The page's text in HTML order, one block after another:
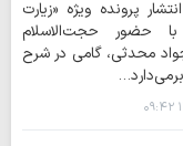
پرونده ویژه «زیارت
حضور حجت‌الاسلام
محدثی، گامی در شرح